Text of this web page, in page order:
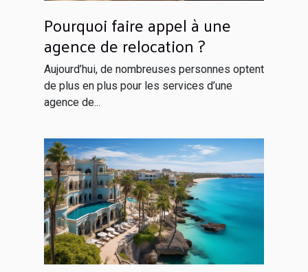
Pourquoi faire appel à une
agence de relocation ?
Aujourd’hui, de nombreuses personnes optent
de plus en plus pour les services d’une
agence de...